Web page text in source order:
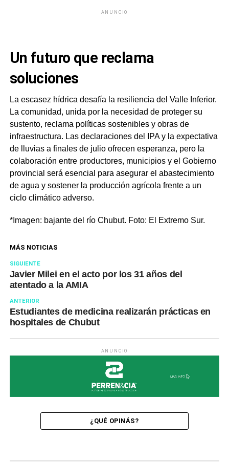
ANUNCIO
Un futuro que reclama
soluciones
La escasez hídrica desafía la resiliencia del Valle Inferior.
La comunidad, unida por la necesidad de proteger su
sustento, reclama políticas sostenibles y obras de
infraestructura. Las declaraciones del IPA y la expectativa
de lluvias a finales de julio ofrecen esperanza, pero la
colaboración entre productores, municipios y el Gobierno
provincial será esencial para asegurar el abastecimiento
de agua y sostener la producción agrícola frente a un
ciclo climático adverso.
*Imagen: bajante del río Chubut. Foto: El Extremo Sur.
MÁS NOTICIAS
SIGUIENTE
Javier Milei en el acto por los 31 años del
atentado a la AMIA
ANTERIOR
Estudiantes de medicina realizarán prácticas en
hospitales de Chubut
ANUNCIO
¿QUÉ OPINÁS?